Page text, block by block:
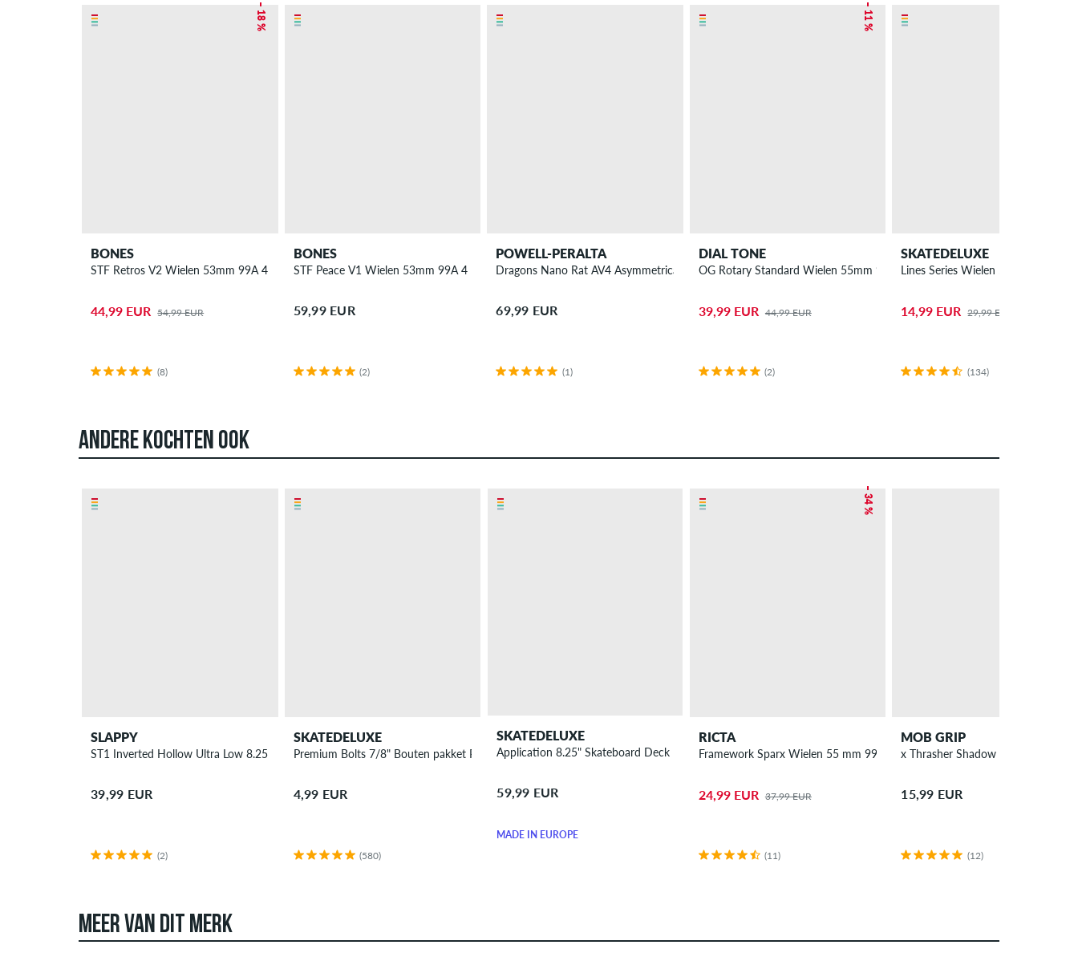
– 18 %
BONES
STF Retros V2 Wielen 53mm 99A 4 Pack
44,99 EUR 54,99 EUR
(8)
BONES
STF Peace V1 Wielen 53mm 99A 4 Pack
59,99 EUR
(2)
POWELL-PERALTA
Dragons Nano Rat AV4 Asymmetrical Medium Ride Wielen 52 mm 88A 4 Pack
69,99 EUR
(1)
– 11 %
DIAL TONE
OG Rotary Standard Wielen 55mm 99A 4 Pack
39,99 EUR 44,99 EUR
(2)
SKATEDELUXE
Lines Series Wielen 55mm 100A 4
14,99 EUR 29,99 EUR
(134)
ANDERE KOCHTEN OOK
SLAPPY
ST1 Inverted Hollow Ultra Low 8.25 Truck 8.25"
39,99 EUR
(2)
SKATEDELUXE
Premium Bolts 7/8" Bouten pakket Phillips
4,99 EUR
(580)
SKATEDELUXE
Application 8.25" Skateboard Deck
59,99 EUR
MADE IN EUROPE
– 34 %
RICTA
Framework Sparx Wielen 55 mm 99A 4 Pack
24,99 EUR 37,99 EUR
(11)
MOB GRIP
x Thrasher Shadow Mag 9"
15,99 EUR
(12)
MEER VAN DIT MERK